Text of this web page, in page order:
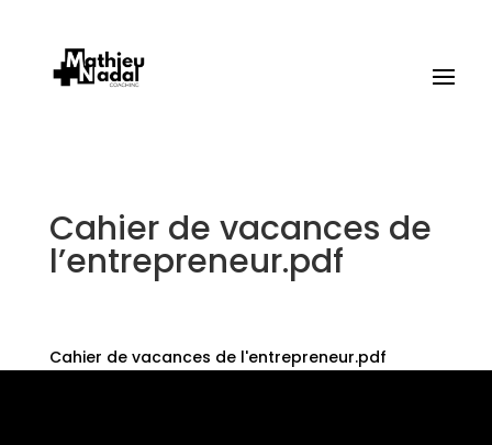
Cahier de vacances de
l’entrepreneur.pdf
Cahier de vacances de l'entrepreneur.pdf